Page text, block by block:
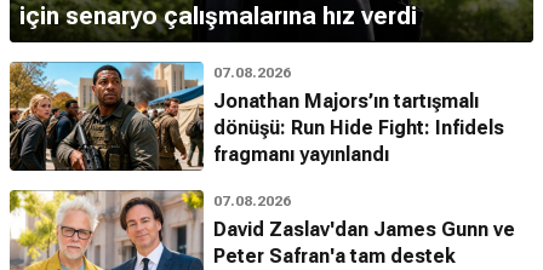
için senaryo çalışmalarına hız verdi
07.08.2026
Jonathan Majors’ın tartışmalı
dönüşü: Run Hide Fight: Infidels
fragmanı yayınlandı
07.08.2026
David Zaslav'dan James Gunn ve
Peter Safran'a tam destek